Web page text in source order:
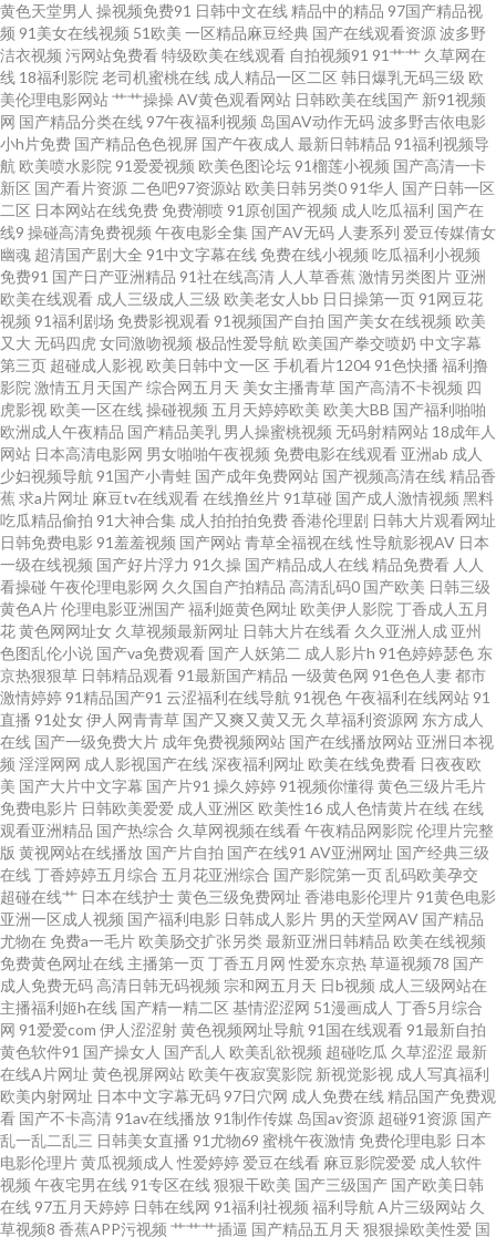
韩第一区 在线精品欧美日 国产中文字幕在线69 五月天开心婷婷深深爱 吃瓜
爆料网在线观看 欧美射精 中文在线观看免 亚洲老司机www 免费操碰 99机热
国产在 天堂久久婷婷精品 久久人阁 a级在线观看网址 淑女在线播放 精品+在
线播放 97就是干五月天 四虎影城库 好吊色这里有精彩 91色女啪啪 三级成人
毛 韩国无码影院 综合色资源 热国产热中文在线二区 贵在真实国产老熟女 深
度电影网 被窝 欧美不卡一区 银杏在线app 国产亚洲日韩在线 亚洲欧美总合网
国产久爱免费精品视频 日韩中文字幕区二 一夲道dvd高清无 国产中文字 天天
色图 成人日韩欧美在线 欧洲免费在线 v在线视频亚洲 欧美乱日 正在播放国产
精品 韩国三级日逼AV 亚洲19p 国产刮毛在线观看 日韩好看电视剧在线播放免
费 99re6 男人天堂av 壹拍平台 国产在线观看xx 网站观看在线播放 的干性视
频 日本一本有码无码综合视频 97三级片网 蜜桃专区 一级欧美黑人大战白妞
国产中文乱伦三级 偷拍桃花日韩 大香蕉红杏伊人 全能影视 91豆花精品一区
久久爱88热 亚洲毛片之精品国产 国产精品专区第五页 熟女在线视频网站 成
人免看一级a一片黄 日日碰狠狠躁久久躁综合小说 成人av色导航 青草成人网
站 97影院午夜理论 欧美在线观看福利 91啦视频在线观看 免费看美女的隐私
视频 影音先锋av男人资源 国自拍第69 午夜首页日韩 国产福利一区二区三区
日韩肏屄精品 被窝影院网站 欧美一级特 91超碰久草 免费黃色伊人网站 一级
日韩在线观看一级 国产在线中 五月婷婷激情在线 高清破外女流血视频 日韩
干逼网 国产精品韩国一 高清免费国产在线观 亚洲国产精品 日本中文一二三
区看片 国产舌乚八伦偷品w中 2026男人网站 午夜性国产 老司机在线 成人精
品区国产 亚洲天堂一区二区三区 欧美亚洲日产 国产操美女 亚洲一成a人v 欧
美日韩国产码高清综 国产精品免 支持手机在线看片 亚洲趁人 日本女同视频
花季传媒官网网站 97资源美女 午夜成人免费视频 免费的电影网站推荐 岛国A
黄色天堂男人 操视频免费91 日韩中文在线精品中的精品 97国产精品视
频 91美女在线视频 51欧美 一区精品麻豆经典 国产在线观看资源波多野
洁衣视频 污网站免费看特级欧美在线观看 自拍视频91 91艹艹 久草网在
线 18福利影院老司机蜜桃在线 成人精品一区二区 韩日爆乳无码三级 欧
美伦理电影网站艹艹操操AV黄色观看网站 日韩欧美在线国产 新91视频
网 国产精品分类在线 97午夜福利视频 岛国AV动作无码波多野吉依电影
小h片免费 国产精品色色视屏 国产午夜成人 最新日韩精品 91福利视频导
航 欧美喷水影院 91爱爱视频 欧美色图论坛 91榴莲小视频 国产高清一卡
新区 国产看片资源二色吧97资源站 欧美日韩另类0 91华人 国产日韩一区
二区 日本网站在线免费 免费潮喷 91原创国产视频 成人吃瓜福利 国产在
线9 操碰高清免费视频 午夜电影全集 国产AV无码 人妻系列 爱豆传媒倩女
幽魂 超清国产剧大全 91中文字幕在线 免费在线小视频 吃瓜福利小视频
免费91 国产日产亚洲精品 91社在线高清 人人草香蕉 激情另类图片 亚洲
欧美在线观看 成人三级成人三级 欧美老女人bb 日日操第一页 91网豆花
视频 91福利剧场 免费影视观看 91视频国产自拍 国产美女在线视频 欧美
又大 无码四虎女同激吻视频 极品性爱导航 欧美国产拳交喷奶 中文字幕
第三页 超碰成人影视 欧美日韩中文一区 手机看片1204 91色快播 福利撸
影院激情五月天国产综合网五月天 美女主播青草 国产高清不卡视频 四
虎影视 欧美一区在线操碰视频 五月天婷婷欧美 欧美大BB 国产福利啪啪
欧洲成人午夜精品 国产精品美乳 男人操蜜桃视频 无码射精网站 18成年人
网站 日本高清电影网 男女啪啪午夜视频 免费电影在线观看 亚洲ab 成人
少妇视频导航 91国产小青蛙 国产成年免费网站 国产视频高清在线精品香
蕉 求a片网址 麻豆tv在线观看在线撸丝片 91草碰 国产成人激情视频 黑料
吃瓜精品偷拍 91大神合集 成人拍拍拍免费香港伦理剧 日韩大片观看网址
日韩免费电影 91羞羞视频 国产网站青草全福视在线性导航影视AV 日本
一级在线视频 国产好片浮力 91久操 国产精品成人在线精品免费看 人人
看操碰 午夜伦理电影网 久久国自产拍精品 高清乱码0 国产欧美 日韩三级
黄色A片伦理电影亚洲国产福利姬黄色网址 欧美伊人影院丁香成人五月
花黄色网网址女 久草视频最新网址 日韩大片在线看 久久亚洲人成 亚州
色图乱伦小说 国产va免费观看 国产人妖第二 成人影片h 91色婷婷瑟色 东
京热狠狠草 日韩精品观看 91最新国产精品 一级黄色网 91色色人妻都市
激情婷婷 91精品国产91 云涩福利在线导航 91视色午夜福利在线网站 91
直播 91处女伊人网青青草 国产又爽又黄又无 久草福利资源网 东方成人
在线 国产一级免费大片 成年免费视频网站 国产在线播放网站 亚洲日本视
频 淫淫网网 成人影视国产在线深夜福利网址 欧美在线免费看 日夜夜欧
美 国产大片中文字幕 国产片91 操久婷婷 91视频你懂得黄色三级片毛片
免费电影片 日韩欧美爱爱 成人亚洲区 欧美性16 成人色情黄片在线在线
观看亚洲精品 国产热综合 久草网视频在线看午夜精品网影院伦理片完整
版 黄视网站在线播放 国产片自拍 国产在线91 AV亚洲网址 国产经典三级
在线丁香婷婷五月综合 五月花亚洲综合 国产影院第一页乱码欧美孕交
超碰在线艹 日本在线护士黄色三级免费网址 香港电影伦理片 91黄色电影
亚洲一区成人视频 国产福利电影 日韩成人影片 男的天堂网AV 国产精品
尤物在 免费a一毛片 欧美肠交扩张另类最新亚洲日韩精品 欧美在线视频
免费黄色网址在线 主播第一页丁香五月网 性爱东京热草逼视频78 国产
成人免费无码 高清日韩无码视频 宗和网五月天 日b视频 成人三级网站在
主播福利姬h在线 国产精一精二区 基情涩涩网 51漫画成人 丁香5月综合
网 91爱爱com 伊人涩涩射黄色视频网址导航 91国在线观看 91最新自拍
黄色软件91 国产操女人 国产乱人 欧美乱欲视频 超碰吃瓜 久草涩涩 最新
在线A片网址 黄色视屏网站 欧美午夜寂寞影院 新视觉影视 成人写真福利
欧美内射网址 日本中文字幕无码 97日穴网 成人免费在线精品国产免费观
看 国产不卡高清 91av在线播放 91制作传媒 岛国av资源 超碰91资源 国产
乱一乱二乱三 日韩美女直播 91尤物69 蜜桃午夜激情 免费伦理电影 日本
电影伦理片黄瓜视频成人 性爱婷婷爱豆在线看 麻豆影院爱爱 成人软件
视频 午夜宅男在线 91专区在线狠狠干欧美 国产三级国产 国产欧美日韩
在线 97五月天婷婷 日韩在线网 91福利社视频 福利导航A片三级网站 久
草视频8 香蕉APP污视频 艹艹艹插逼 国产精品五月天 狠狠操欧美性爱 国